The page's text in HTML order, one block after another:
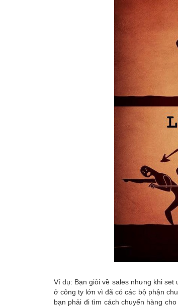
Ví dụ: Bạn giỏi về sales nhưng khi
ở công ty lớn vì đã có các bộ phận
bạn phải đi tìm cách chuyển hàng